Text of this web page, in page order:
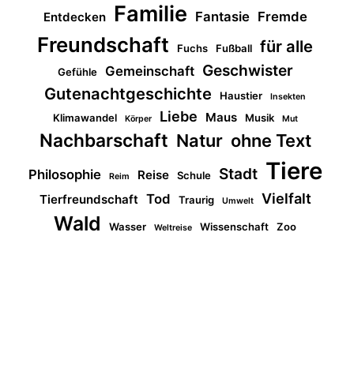
Entdecken Familie Fantasie Fremde
Freundschaft Fuchs Fußball für alle
Gefühle Gemeinschaft Geschwister
Gutenachtgeschichte Haustier Insekten
Klimawandel Körper Liebe Maus Musik Mut
Nachbarschaft Natur ohne Text
Philosophie Reim Reise Schule Stadt Tiere
Tierfreundschaft Tod Traurig Umwelt Vielfalt
Wald Wasser Weltreise Wissenschaft Zoo